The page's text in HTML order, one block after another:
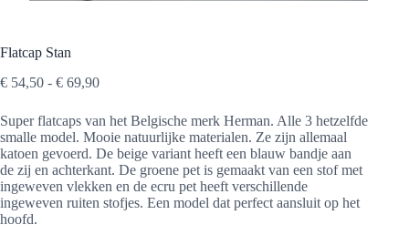
Flatcap Stan
€ 54,50 - € 69,90Prijsklasse:
tot
€ 69,90
Super flatcaps van het Belgische merk Herman. Alle 3 hetzelfde
smalle model. Mooie natuurlijke materialen. Ze zijn allemaal
katoen gevoerd. De beige variant heeft een blauw bandje aan
de zij en achterkant. De groene pet is gemaakt van een stof met
ingeweven vlekken en de ecru pet heeft verschillende
ingeweven ruiten stofjes. Een model dat perfect aansluit op het
hoofd.